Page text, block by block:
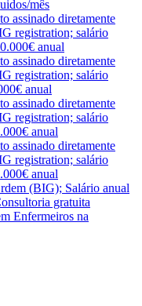
mês
assinado diretamente
registration; salário
anual
assinado diretamente
registration; salário
anual
assinado diretamente
registration; salário
anual
assinado diretamente
registration; salário
anual
(BIG); Salário anual
gratuita
Enfermeiros na